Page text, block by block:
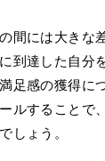
間には大きな
到達した自分
足感の獲得に
ルすることで
しょう。